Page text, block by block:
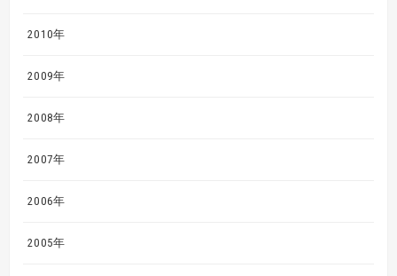
2010年
2009年
2008年
2007年
2006年
2005年